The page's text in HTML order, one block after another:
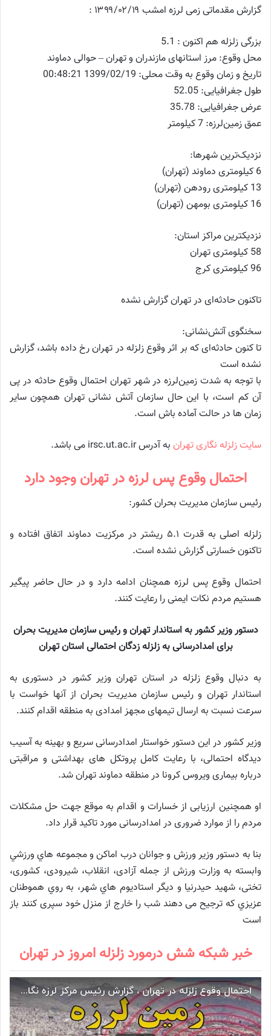
گزارش مقدماتی زمی ‌لرزه امشب ۱۳۹۹/۰۲/۱۹ :
بزرگی زلزله هم اکنون : 5.1
محل وقوع: مرز استانهای مازندران و تهران – حوالی دماوند
تاریخ و زمان وقوع به وقت محلی: 1399/02/19 00:48:21
طول جغرافیایی: 52.05
عرض جغرافیایی: 35.78
عمق زمین‌لرزه: 7 کیلومتر
نزدیک‌ترین شهرها:
6 کیلومتری دماوند (تهران)
13 کیلومتری رودهن (تهران)
16 کیلومتری بومهن (تهران)
نزدیکترین مراکز استان:
58 کیلومتری تهران
96 کیلومتری كرج
تاکنون حادثه‌ای در تهران گزارش نشده
سخنگوی آتش‌نشانی:
تا کنون حادثه‌ای که بر اثر وقوع زلزله در تهران رخ داده باشد، گزارش
نشده است
با توجه به شدت زمین‌لرزه در شهر تهران احتمال وقوع حادثه در پی
آن کم است، با این حال سازمان آتش نشانی تهران همچون سایر
زمان ها در حالت آماده باش است.
سایت زلزله نگاری تهران به آدرس irsc.ut.ac.ir می باشد.
احتمال وقوع پس لرزه در تهران وجود دارد
رئیس سازمان مدیریت بحران کشور:
زلزله اصلی به قدرت ۵.۱ ریشتر در مرکزیت دماوند اتفاق افتاده و
تاکنون خسارتی گزارش نشده است.
احتمال وقوع پس لرزه همچنان ادامه دارد و در حال حاضر پیگیر
هستیم مردم نکات ایمنی را رعایت کنند.
دستور وزیر کشور به استاندار تهران و رئیس سازمان مدیریت بحران
برای امدادرسانی به زلزله‌ زدگان احتمالی استان تهران
به دنبال وقوع زلزله در استان تهران وزیر کشور در دستوری به
استاندار تهران و رئیس سازمان مدیریت بحران از آنها خواست با
سرعت نسبت به ارسال تیمهای مجهز امدادی به منطقه اقدام کنند.
وزیر کشور در این دستور خواستار امدادرسانی سریع و بهینه به آسیب
دیدگاه احتمالی، با رعایت کامل پروتکل های بهداشتی و مراقبتی
درباره بیماری ویروس کرونا در منطقه دماوند تهران شد.
او همچنین ارزیابی از خسارات و اقدام به موقع جهت حل مشکلات
مردم را از موارد ضروری در امدادرسانی مورد تاکید قرار داد.
بنا به دستور وزير ورزش و جوانان درب اماكن و مجموعه هاي ورزشي
وابسته به وزارت ورزش از جمله آزادی، انقلاب، شيرودی، كشوری،
تختی، شهيد حيدرنيا و ديگر استاديوم هاي شهر، به روي هموطنان
عزيزي كه ترجيح می دهند شب را خارج از منزل خود سپری كنند باز
است
خبر شبکه شش درمورد زلزله امروز در تهران